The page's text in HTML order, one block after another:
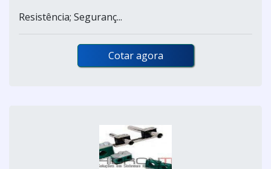
Resistência; Seguranç...
Cotar agora